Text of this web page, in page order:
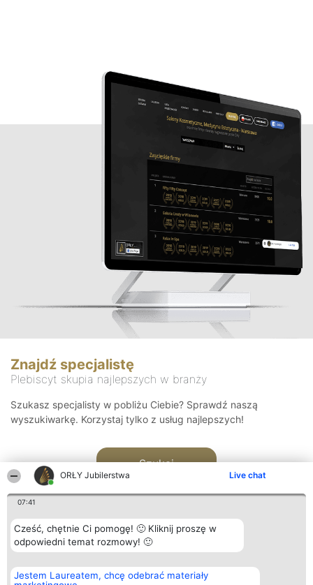
ORŁY Jubilerstwa Live chat
07:41
Cześć, chętnie Ci pomogę! 🙂 Kliknij proszę w
odpowiedni temat rozmowy! 🙂
Jestem Laureatem, chcę odebrać materiały
Znajdź specjalistę
Plebiscyt skupia najlepszych w branży
Szukasz specjalisty w pobliżu Ciebie? Sprawdź naszą
wyszukiwarkę. Korzystaj tylko z usług najlepszych!
Szukaj
Organizator plebiscytu
Bright Side Solutions sp. z o.
Plebiscyt
Laureaci
Kontakt
Kontakt